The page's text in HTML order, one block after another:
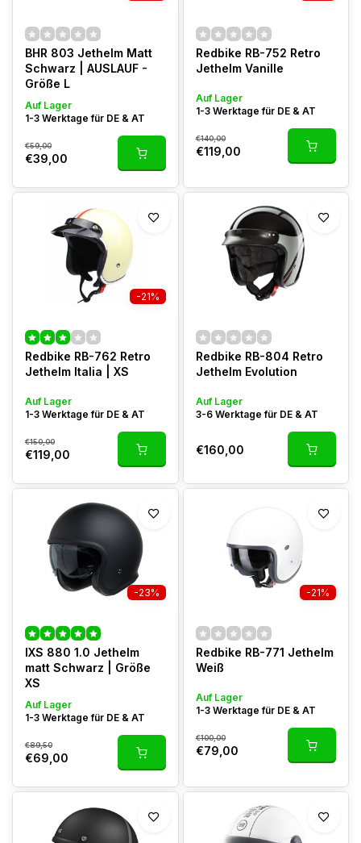
BHR 803 Jethelm Matt
Schwarz | AUSLAUF -
Größe L
Auf Lager
1-3 Werktage für DE & AT
€59,00
€39,00
Redbike RB-752 Retro
Jethelm Vanille
Auf Lager
1-3 Werktage für DE & AT
€140,00
€119,00
-21%
Redbike RB-762 Retro
Jethelm Italia | XS
Auf Lager
1-3 Werktage für DE & AT
€150,00
€119,00
Redbike RB-804 Retro
Jethelm Evolution
Auf Lager
3-6 Werktage für DE & AT
€160,00
-23%
IXS 880 1.0 Jethelm
matt Schwarz | Größe
XS
Auf Lager
1-3 Werktage für DE & AT
€89,50
€69,00
-21%
Redbike RB-771 Jethelm
Weiß
Auf Lager
1-3 Werktage für DE & AT
€100,00
€79,00